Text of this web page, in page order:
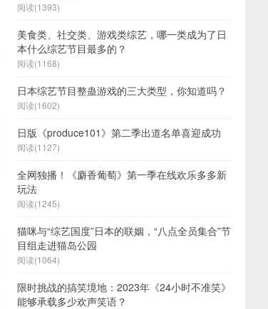
阅读(1393)
美食类、社交类、游戏类综艺，哪一类成为了日
本什么综艺节目最多的？
阅读(1168)
日本综艺节目整蛊游戏的三大类型，你知道吗？
阅读(1602)
日版《produce101》第二季出道名单喜迎成功
阅读(1127)
全网独播！《麝香葡萄》第一季在线欢乐多多新
玩法
阅读(1245)
猫咪与“综艺国度”日本的联姻，“八点全员集合”节
目组走进猫岛公园
阅读(1064)
限时挑战的搞笑境地：2023年《24小时不准笑》
能够承载多少欢声笑语？